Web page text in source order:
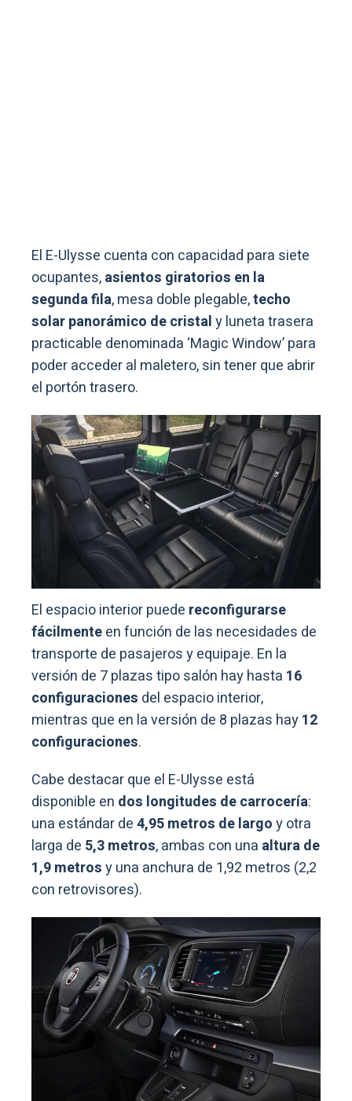
El E-Ulysse cuenta con capacidad para siete
ocupantes,asientos giratorios en la
segunda fila, mesa doble plegable,techo
solar panorámico de cristaly luneta trasera
practicable denominada ‘Magic Window’ para
poder acceder al maletero, sin tener que abrir
el portón trasero.
El espacio interior puede reconfigurarse
fácilmenteen función de las necesidades de
transporte de pasajeros y equipaje. En la
versión de 7 plazas tipo salón hay hasta 16
configuraciones del espacio interior,
mientras que en la versión de 8 plazas hay12
configuraciones.
Cabe destacar que el E-Ulysse está
disponible en dos longitudes de carrocería:
una estándar de4,95 metros de largoy otra
larga de 5,3 metros, ambas con una altura de
1,9 metrosy una anchura de 1,92 metros (2,2
con retrovisores).